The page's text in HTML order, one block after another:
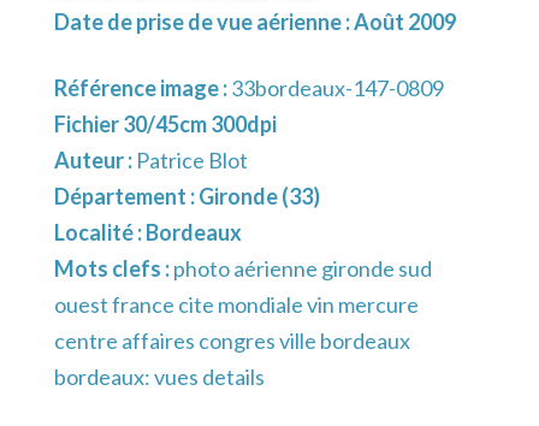
Date de prise de vue aérienne : Août 2009
Référence image :33bordeaux-147-0809
Fichier 30/45cm 300dpi
Auteur : Patrice Blot
Département :Gironde (33)
Localité :Bordeaux
Mots clefs :photo aérienne gironde sud
ouest france cite mondiale vin mercure
centre affaires congres ville bordeaux
bordeaux: vues details